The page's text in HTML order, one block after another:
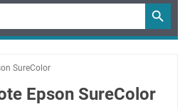
SureColor
Epson SureColor